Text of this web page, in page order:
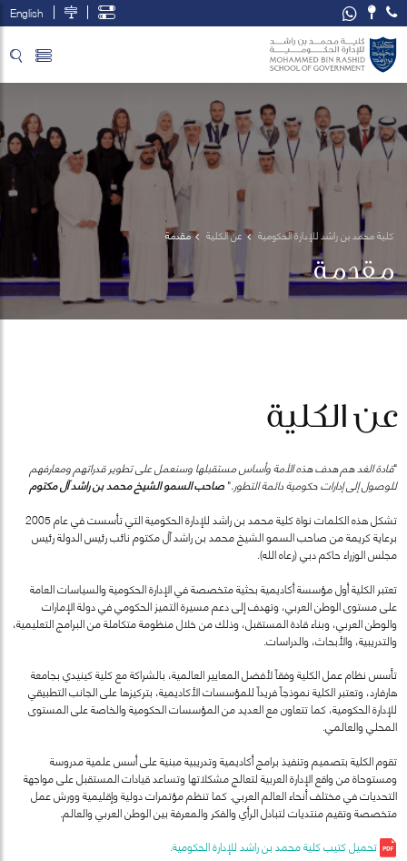
English
كلية محمد بن راشد للإدارة الحكومية عن الكلية مقدمة
مقدمة
عن الكلية
"قادة الغد هم هدف هذه الأمة وأساس مستقبلها وسنعمل على تطوير قدراتهم ومعارفهم
للوصول إلى إدارات حكومية دائمة التطور."صاحب السمو الشيخ محمد بن راشد آل مكتوم
تشكل هذه الكلمات نواة كلية محمد بن راشد للإدارة الحكومية التي تأسست في عام 2005
برعاية كريمة من صاحب السمو الشيخ محمد بن راشد آل مكتوم نائب رئيس الدولة رئيس
مجلس الوزراء حاكم دبي (رعاه الله).
تعتبر الكلية أول مؤسسة أكاديمية بحثية متخصصة في الإدارة الحكومية والسياسات العامة
على مستوى الوطن العربي، وتهدف إلى دعم مسيرة التميز الحكومي في دولة الإمارات
والوطن العربي، وبناء قادة المستقبل، وذلك من خلال منظومة متكاملة من البرامج التعليمية،
والتدريبية، والأبحاث، والدراسات.
تأسس نظام عمل الكلية وفقاً لأفضل المعايير العالمية، بالشراكة مع كلية كينيدي بجامعة
هارفارد، وتعتبر الكلية نموذجاً فريداً للمؤسسات الأكاديمية، بتركيزها على الجانب التطبيقي
للإدارة الحكومية، كما تتعاون مع العديد من المؤسسات الحكومية والخاصة على المستوى
المحلي والعالمي.
تقوم الكلية بتصميم وتنفيذ برامج أكاديمية وتدريبية مبنية على أسس علمية مدروسة
ومستوحاة من واقع الإدارة العربية لتعالج مشكلاتها وتساعد قيادات المستقبل على مواجهة
التحديات في مختلف أنحاء العالم العربي. كما تنظم مؤتمرات دولية وإقليمية وورش عمل
متخصصة وتقيم منتديات لتبادل الرأي والفكر والمعرفة بين الوطن العربي والعالم.
تحميل كتيب كلية محمد بن راشد للإدارة الحكومية.